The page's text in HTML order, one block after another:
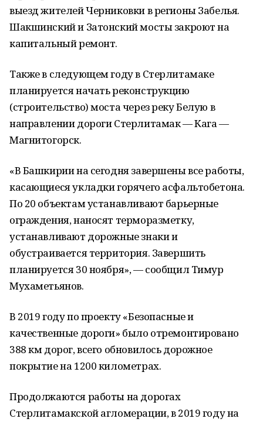
выезд жителей Черниковки в регионы Забелья.
Шакшинский и Затонский мосты закроют на
капитальный ремонт.
Также в следующем году в Стерлитамаке
планируется начать реконструкцию
(строительство) моста через реку Белую в
направлении дороги Стерлитамак — Кага —
Магнитогорск.
«В Башкирии на сегодня завершены все работы,
касающиеся укладки горячего асфальтобетона.
По 20 объектам устанавливают барьерные
ограждения, наносят терморазметку,
устанавливают дорожные знаки и
обустраивается территория. Завершить
планируется 30 ноября», — сообщил Тимур
Мухаметьянов.
В 2019 году по проекту «Безопасные и
качественные дороги» было отремонтировано
388 км дорог, всего обновилось дорожное
покрытие на 1200 километрах.
Продолжаются работы на дорогах
Стерлитамакской агломерации, в 2019 году на